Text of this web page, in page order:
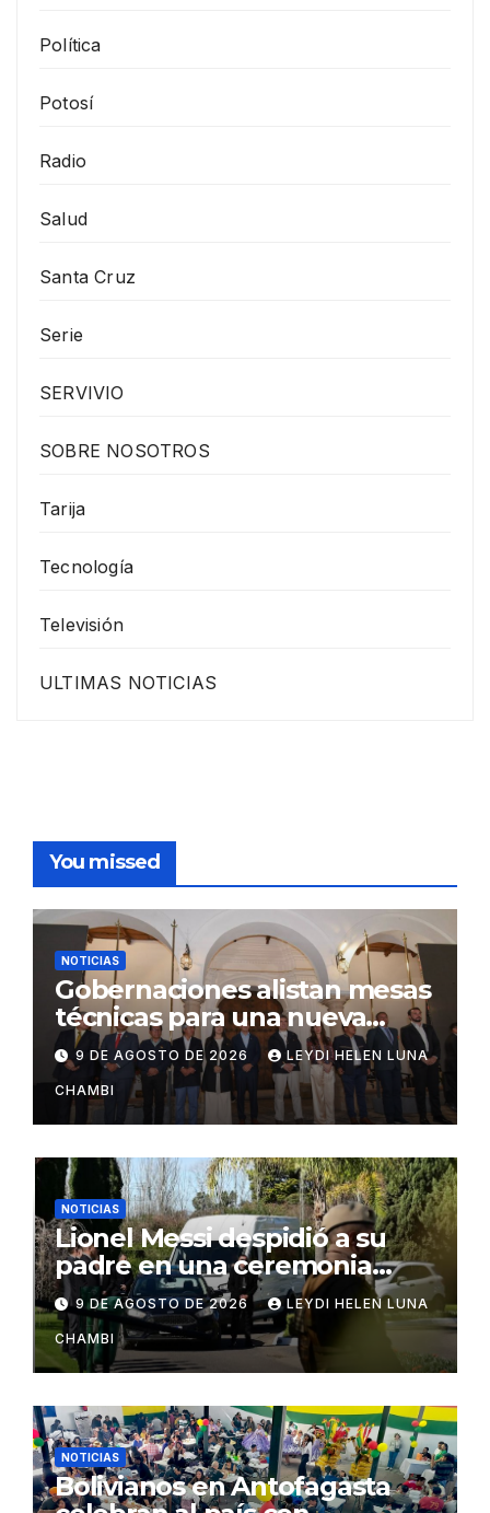
Política
Potosí
Radio
Salud
Santa Cruz
Serie
SERVIVIO
SOBRE NOSOTROS
Tarija
Tecnología
Televisión
ULTIMAS NOTICIAS
You missed
NOTICIAS
Gobernaciones alistan mesas
técnicas para una nueva
distribución tributaria
9 DE AGOSTO DE 2026 LEYDI HELEN LUNA
CHAMBI
NOTICIAS
Lionel Messi despidió a su
padre en una ceremonia
íntima en Rosario
9 DE AGOSTO DE 2026 LEYDI HELEN LUNA
CHAMBI
NOTICIAS
Bolivianos en Antofagasta